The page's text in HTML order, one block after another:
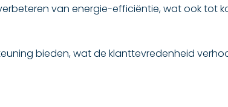
van energie-efficiëntie, wat ook tot
bieden, wat de klanttevredenheid